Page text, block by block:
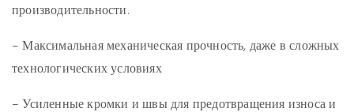
производительности.
–Максимальная механическая прочность, даже в сложных
технологических условиях
–Усиленные кромки и швыдля предотвращения износа и